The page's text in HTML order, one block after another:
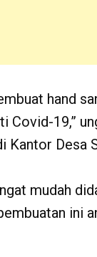
hand
Covid-19,”
Kantor Desa
mudah
ini